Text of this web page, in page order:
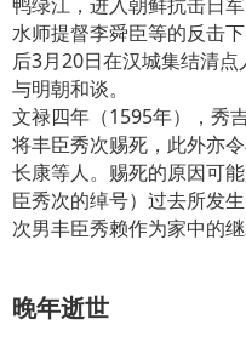
水师提督李舜臣等的反击
后3月20日在汉城集结清
与明朝和谈。
文禄四年（1595年），秀
将丰臣秀次赐死，此外亦
长康等人。赐死的原因可
臣秀次的绰号）过去所发
次男丰臣秀赖作为家中的
晚年逝世